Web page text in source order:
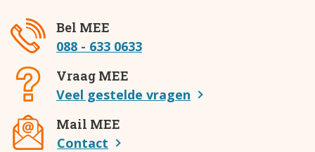
Bel MEE
088 - 633 0633
Vraag MEE
Veel gestelde vragen
Mail MEE
Contact